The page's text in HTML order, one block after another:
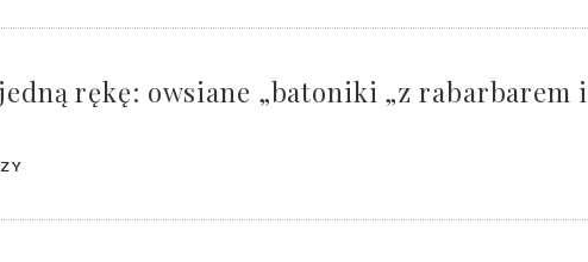
rękę: owsiane „batoniki „z rabarbarem i